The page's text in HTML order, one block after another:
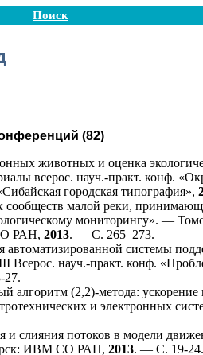
Поиск
(82)
животных и оценка
всерос. науч.-практ. конф.
городская типография»,
малой реки,
мониторингу». —
РАН, 2013. — С. 265–273.
автоматизированной системы
Всерос. науч.-практ. конф.
алгоритм (2,2)-метода:
и электронных
и слияния потоков в модели
ИВМ СО РАН, 2013. — С. 19-24.